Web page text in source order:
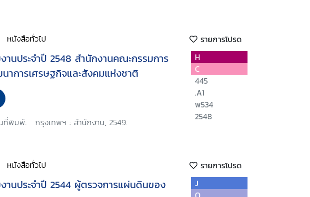
หนังสือทั่วไป รายการโปรด
านประจำปี 2548 สำนักงานคณะกรรมการ
การเศรษฐกิจและสังคมแห่งชาติ
ที่พิมพ์: กรุงเทพฯ : สำนักงาน, 2549.
H
C
445
.A1
พ534
2548
หนังสือทั่วไป รายการโปรด
านประจำปี 2544 ผู้ตรวจการแผ่นดินของ
J